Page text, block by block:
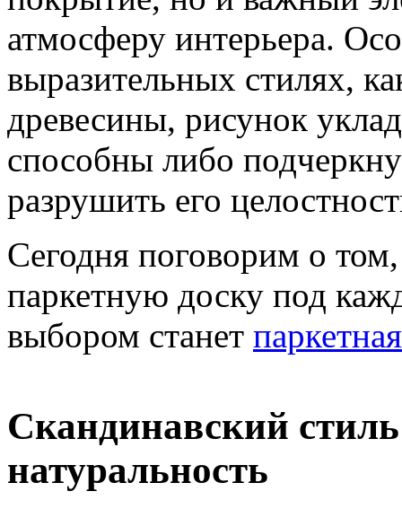
атмосферу интерьера.
выразительных стилях,
древесины, рисунок
способны либо
разрушить его
Сегодня поговорим о
паркетную доску под
выбором станет
Скандинавский
натуральность